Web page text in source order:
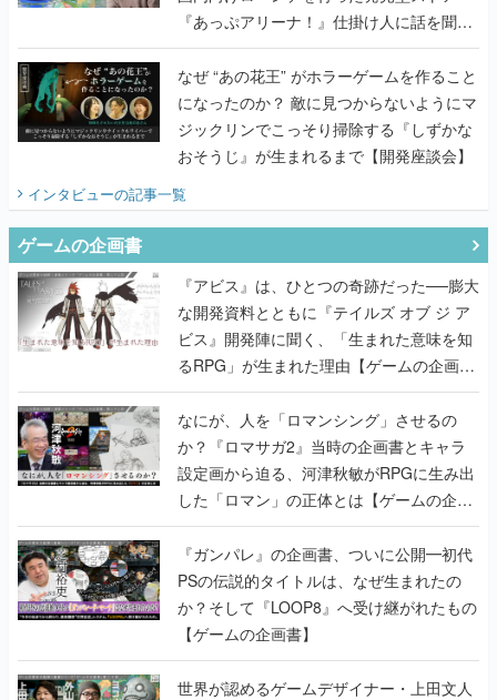
『あっぷアリーナ！』仕掛け人に話を聞い
てみた
なぜ “あの花王” がホラーゲームを作ること
になったのか？ 敵に見つからないようにマ
ジックリンでこっそり掃除する『しずかな
おそうじ』が生まれるまで【開発座談会】
インタビューの記事一覧
ゲームの企画書
『アビス』は、ひとつの奇跡だった──膨大
な開発資料とともに『テイルズ オブ ジ ア
ビス』開発陣に聞く、「生まれた意味を知
るRPG」が生まれた理由【ゲームの企画
書】
なにが、人を「ロマンシング」させるの
か？『ロマサガ2』当時の企画書とキャラ
設定画から迫る、河津秋敏がRPGに生み出
した「ロマン」の正体とは【ゲームの企画
書】
『ガンパレ』の企画書、ついに公開━初代
PSの伝説的タイトルは、なぜ生まれたの
か？そして『LOOP8』へ受け継がれたもの
【ゲームの企画書】
世界が認めるゲームデザイナー・上田文人